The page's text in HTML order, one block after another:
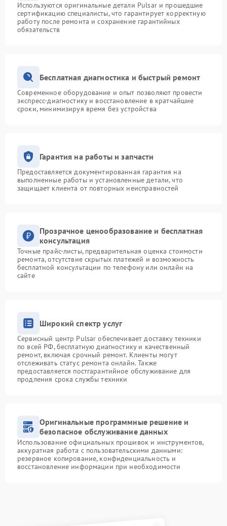
Используются оригинальные детали Pulsar и прошедшие
сертификацию специалисты, что гарантирует корректную
работу после ремонта и сохранение гарантийных
обязательств
Бесплатная диагностика и быстрый ремонт
Современное оборудование и опыт позволяют провести
экспресс-диагностику и восстановление в кратчайшие
сроки, минимизируя время без устройства
Гарантия на работы и запчасти
Предоставляется документированная гарантия на
выполненные работы и установленные детали, что
защищает клиента от повторных неисправностей
Прозрачное ценообразование и бесплатная
консультация
Точные прайс-листы, предварительная оценка стоимости
ремонта, отсутствие скрытых платежей и возможность
бесплатной консультации по телефону или онлайн на
сайте
Широкий спектр услуг
Сервисный центр Pulsar обеспечивает доставку техники
по всей РФ, бесплатную диагностику и качественный
ремонт, включая срочный ремонт. Клиенты могут
отслеживать статус ремонта онлайн. Также
предоставляется постгарантийное обслуживание для
продления срока службы техники
Оригинальные программные решение и
безопасное обслуживание данных
Использование официальных прошивок и инструментов,
аккуратная работа с пользовательскими данными:
резервное копирование, конфиденциальность и
восстановление информации при необходимости